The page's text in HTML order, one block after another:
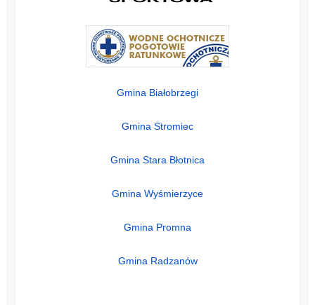
Gmina Białobrzegi
Gmina Stromiec
Gmina Stara Błotnica
Gmina Wyśmierzyce
Gmina Promna
Gmina Radzanów